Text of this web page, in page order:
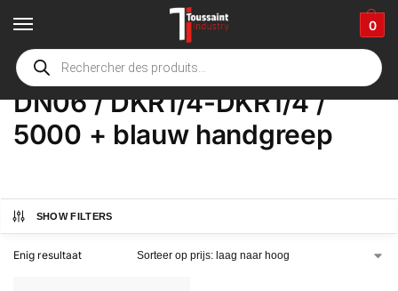
0
Home Winkel / Product Opties /
DN06 / DKR1/4-DKR1/4 /
5000 + blauw handgreep
SHOW FILTERS
Enig resultaat